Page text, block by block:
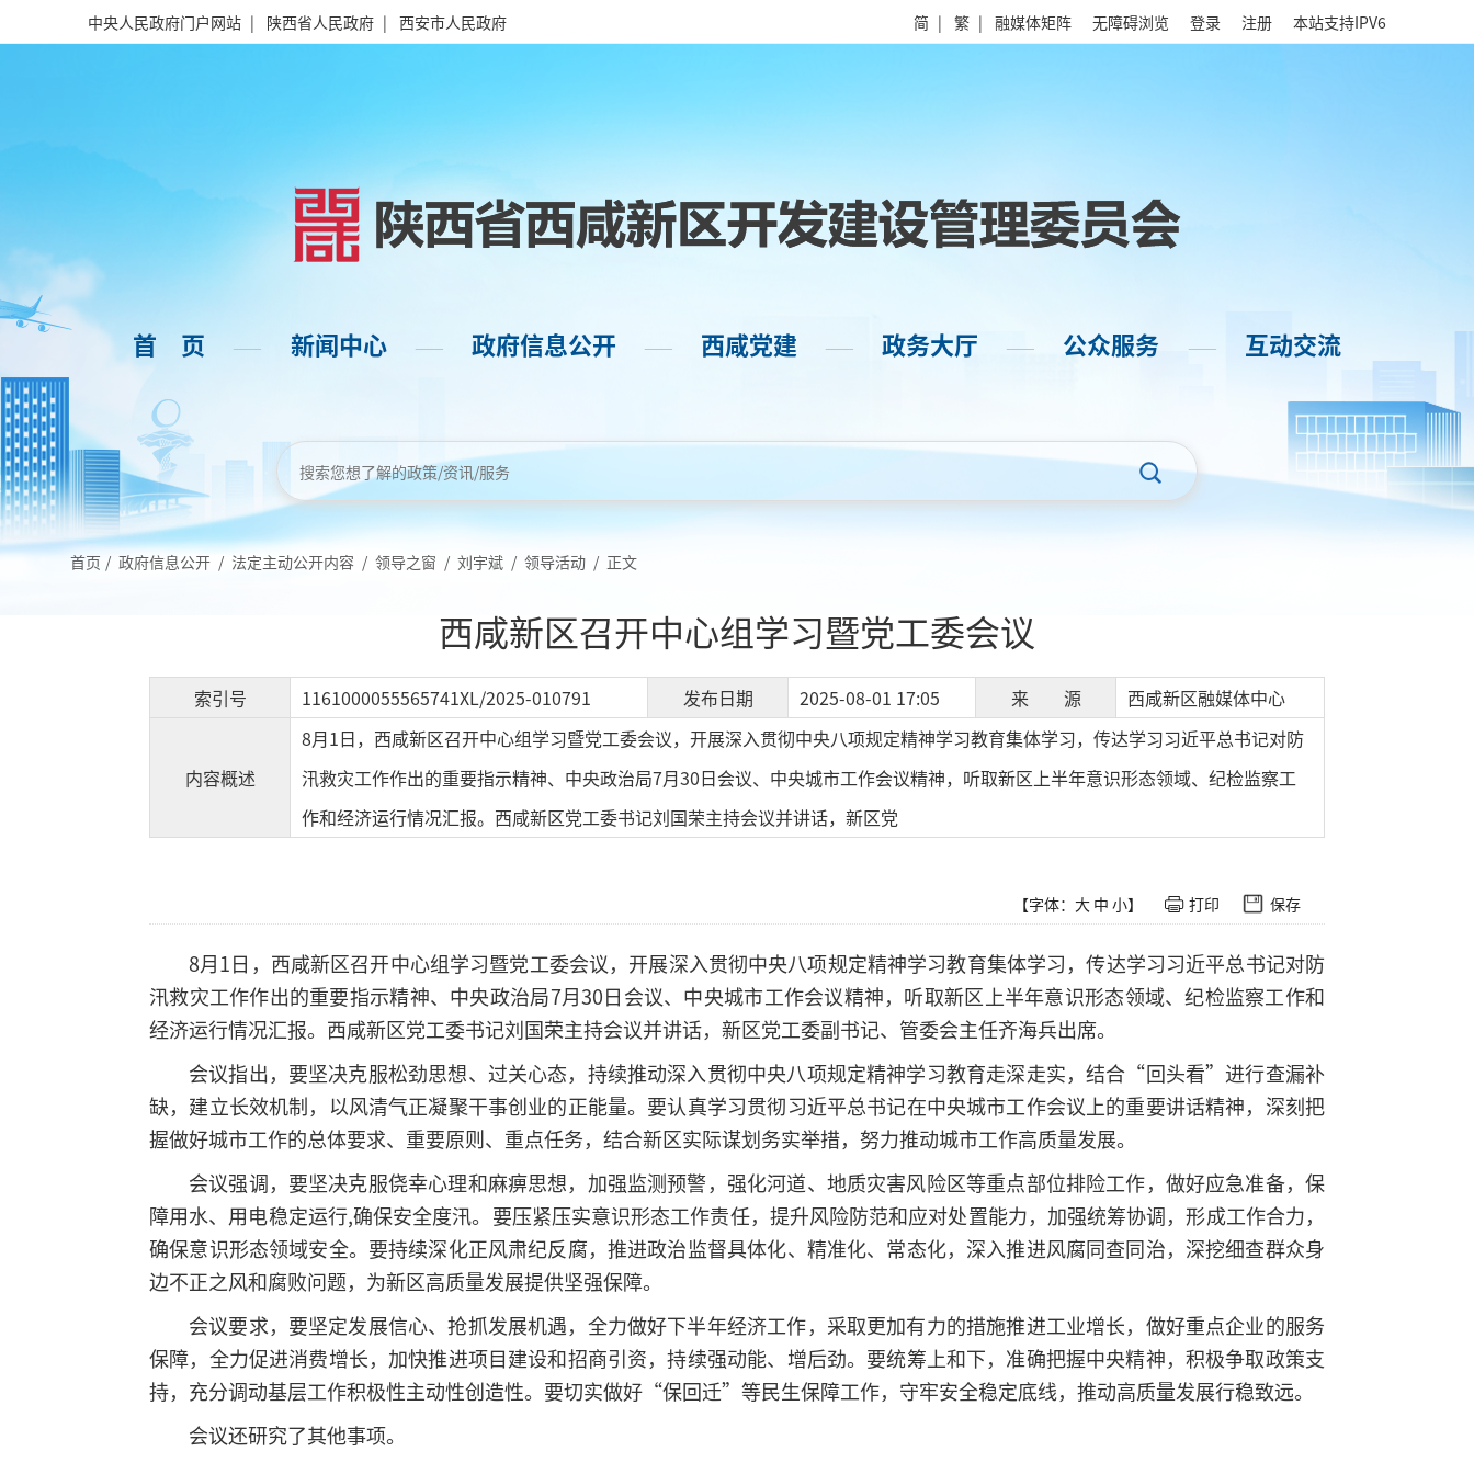
中央人民政府门户网站 | 陕西省人民政府 | 西安市人民政府 简 | 繁 | 融媒体矩阵 无障碍浏览 登录 注册 本站支持IPV6
首 页 —— 新闻中心 —— 政府信息公开 —— 西咸党建 —— 政务大厅 —— 公众服务 —— 互动交流
首页 / 政府信息公开 / 法定主动公开内容 / 领导之窗 / 刘宇斌 / 领导活动 / 正文
西咸新区召开中心组学习暨党工委会议
索引号 1161000055565741XL/2025-010791 发布日期 2025-08-01 17:05 来 源 西咸新区融媒体中心
内容概述
8月1日，西咸新区召开中心组学习暨党工委会议，开展深入贯彻中央八项规定精神学习教育集体学习，传达学习习近平总书记对防
汛救灾工作作出的重要指示精神、中央政治局7月30日会议、中央城市工作会议精神，听取新区上半年意识形态领域、纪检监察工
作和经济运行情况汇报。西咸新区党工委书记刘国荣主持会议并讲话，新区党
【字体： 大 中 小】 打印 保存
8月1日，西咸新区召开中心组学习暨党工委会议，开展深入贯彻中央八项规定精神学习教育集体学习，传达学习习近平总书记对防
汛救灾工作作出的重要指示精神、中央政治局7月30日会议、中央城市工作会议精神，听取新区上半年意识形态领域、纪检监察工作和
经济运行情况汇报。西咸新区党工委书记刘国荣主持会议并讲话，新区党工委副书记、管委会主任齐海兵出席。
会议指出，要坚决克服松劲思想、过关心态，持续推动深入贯彻中央八项规定精神学习教育走深走实，结合“回头看”进行查漏补
缺，建立长效机制，以风清气正凝聚干事创业的正能量。要认真学习贯彻习近平总书记在中央城市工作会议上的重要讲话精神，深刻把
握做好城市工作的总体要求、重要原则、重点任务，结合新区实际谋划务实举措，努力推动城市工作高质量发展。
会议强调，要坚决克服侥幸心理和麻痹思想，加强监测预警，强化河道、地质灾害风险区等重点部位排险工作，做好应急准备，保
障用水、用电稳定运行,确保安全度汛。要压紧压实意识形态工作责任，提升风险防范和应对处置能力，加强统筹协调，形成工作合力，
确保意识形态领域安全。要持续深化正风肃纪反腐，推进政治监督具体化、精准化、常态化，深入推进风腐同查同治，深挖细查群众身
边不正之风和腐败问题，为新区高质量发展提供坚强保障。
会议要求，要坚定发展信心、抢抓发展机遇，全力做好下半年经济工作，采取更加有力的措施推进工业增长，做好重点企业的服务
保障，全力促进消费增长，加快推进项目建设和招商引资，持续强动能、增后劲。要统筹上和下，准确把握中央精神，积极争取政策支
持，充分调动基层工作积极性主动性创造性。要切实做好“保回迁”等民生保障工作，守牢安全稳定底线，推动高质量发展行稳致远。
会议还研究了其他事项。